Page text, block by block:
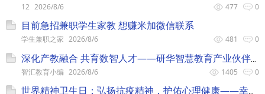
0
477
12 2026/8/6
目前急招兼职学生家教 想赚米加微信联系
0
481
学生兼职之家 2026/8/6
0
1405
智汇教育小编 2026/8/6